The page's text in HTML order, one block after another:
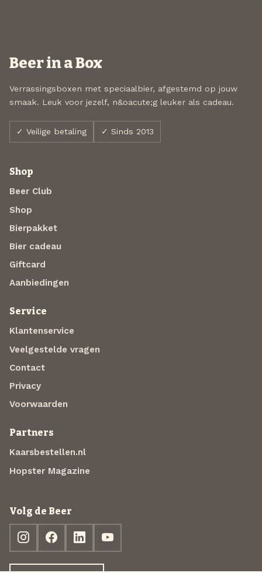
Beer in a Box
Verrassingsboxen met speciaalbier, afgestemd op jouw
smaak. Leuk voor jezelf, n&oacute;g leuker als cadeau.
✓ Veilige betaling ✓ Sinds 2013
Shop
Beer Club
Shop
Bierpakket
Bier cadeau
Giftcard
Aanbiedingen
Service
Klantenservice
Veelgestelde vragen
Contact
Privacy
Voorwaarden
Partners
Kaarsbestellen.nl
Hopster Magazine
Volg de Beer